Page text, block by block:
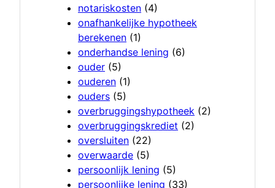
notariskosten (4)
onafhankelijke hypotheek
berekenen (1)
onderhandse lening (6)
ouder (5)
ouderen (1)
ouders (5)
overbruggingshypotheek (2)
overbruggingskrediet (2)
oversluiten (22)
overwaarde (5)
persoonlijk lening (5)
persoonlijke lening (33)